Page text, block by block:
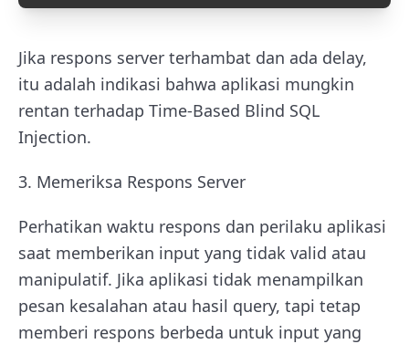
Jika respons server terhambat dan ada delay,
itu adalah indikasi bahwa aplikasi mungkin
rentan terhadap Time-Based Blind SQL
Injection.
3. Memeriksa Respons Server
Perhatikan waktu respons dan perilaku aplikasi
saat memberikan input yang tidak valid atau
manipulatif. Jika aplikasi tidak menampilkan
pesan kesalahan atau hasil query, tapi tetap
memberi respons berbeda untuk input yang